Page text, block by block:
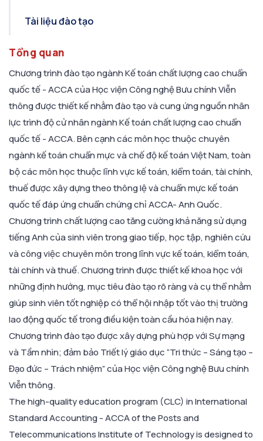
Tài liệu đào tạo
Tổng quan
Chương trình đào tạo ngành Kế toán chất lượng cao chuẩn
quốc tế - ACCA của Học viện Công nghệ Bưu chính Viễn
thông được thiết kế nhằm đào tạo và cung ứng nguồn nhân
lực trình độ cử nhân ngành Kế toán chất lượng cao chuẩn
quốc tế - ACCA. Bên cạnh các môn học thuộc chuyên
ngành kế toán chuẩn mực và chế độ kế toán Việt Nam, toàn
bộ các môn học thuộc lĩnh vực kế toán, kiểm toán, tài chính,
thuế được xây dựng theo thông lệ và chuẩn mực kế toán
quốc tế đáp ứng chuẩn chứng chỉ ACCA- Anh Quốc.
Chương trình chất lượng cao tăng cường khả năng sử dụng
tiếng Anh của sinh viên trong giao tiếp, học tập, nghiên cứu
và công việc chuyên môn trong lĩnh vực kế toán, kiểm toán,
tài chính và thuế. Chương trình được thiết kế khoa học với
những định hướng, mục tiêu đào tạo rõ ràng và cụ thể nhằm
giúp sinh viên tốt nghiệp có thể hội nhập tốt vào thị trường
lao động quốc tế trong điều kiện toàn cầu hóa hiện nay.
Chương trình đào tạo được xây dựng phù hợp với Sự mạng
và Tầm nhìn; đảm bảo Triết lý giáo dục “Tri thức – Sáng tạo –
Đạo đức – Trách nhiệm” của Học viện Công nghệ Bưu chính
Viễn thông.
The high-quality education program (CLC) in International
Standard Accounting - ACCA of the Posts and
Telecommunications Institute of Technology is designed to